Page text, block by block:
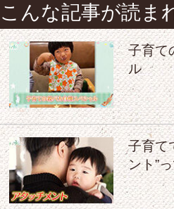
こんな記事が読ま
子育て
ル
子育て
ント”